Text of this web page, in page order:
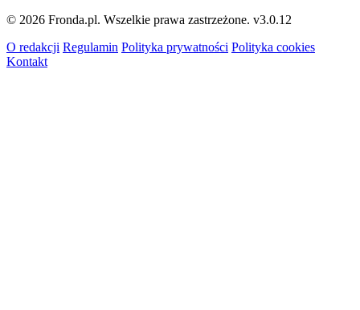
© 2026 Fronda.pl. Wszelkie prawa zastrzeżone. v3.0.12
O redakcji Regulamin Polityka prywatności Polityka cookies
Kontakt